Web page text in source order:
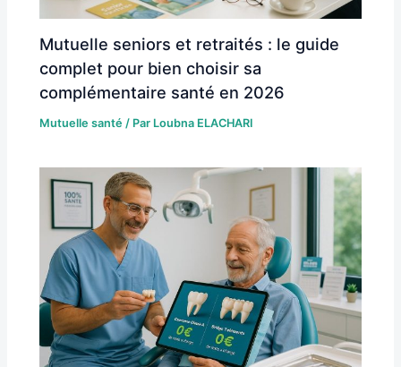
Mutuelle seniors et retraités : le guide
complet pour bien choisir sa
complémentaire santé en 2026
Mutuelle santé / Par Loubna ELACHARI